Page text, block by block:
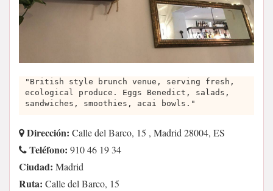
"British style brunch venue, serving fresh,
ecological produce. Eggs Benedict, salads,
sandwiches, smoothies, acai bowls."
Dirección: Calle del Barco, 15 , Madrid 28004, ES
Teléfono: 910 46 19 34
Ciudad: Madrid
Ruta: Calle del Barco, 15